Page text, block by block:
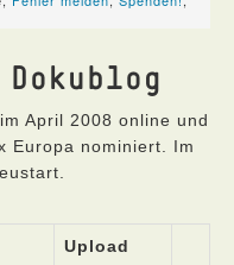
April 2008 online und
Europa nominiert. Im
Upload